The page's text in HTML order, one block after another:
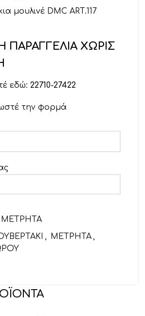
μουλινέ DMC ART.117
ΠΑΡΑΓΓΕΛΙΑ ΧΩΡΙΣ
εδώ: 22710-27422
την φορμά
(προαιρετικό)
ΜΕΤΡΗΤΑ
ΜΕΤΡΗΤΑ